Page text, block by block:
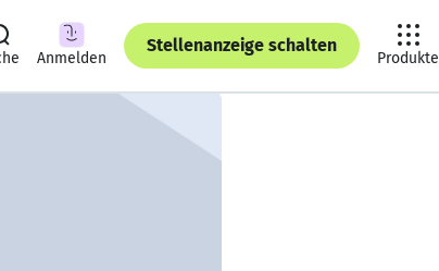
Anmelden
Stellenanzeige schalten
Produkte